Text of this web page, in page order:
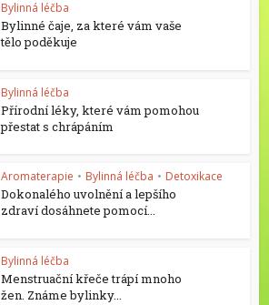
Bylinná léčba
Bylinné čaje, za které vám vaše
tělo poděkuje
Bylinná léčba
Přírodní léky, které vám pomohou
přestat s chrápáním
Aromaterapie • Bylinná léčba • Detoxikace
Dokonalého uvolnění a lepšího
zdraví dosáhnete pomocí...
Bylinná léčba
Menstruační křeče trápí mnoho
žen. Známe bylinky...